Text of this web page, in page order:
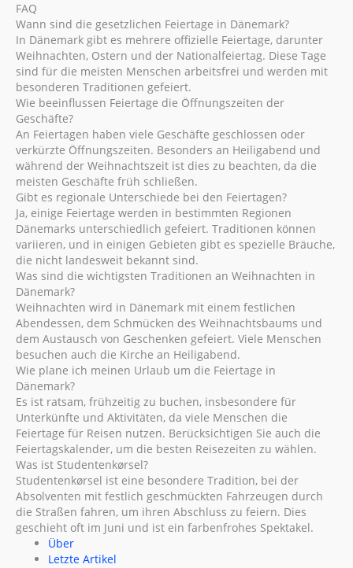
FAQ
Wann sind die gesetzlichen Feiertage in Dänemark?
In Dänemark gibt es mehrere offizielle Feiertage, darunter
Weihnachten, Ostern und der Nationalfeiertag. Diese Tage
sind für die meisten Menschen arbeitsfrei und werden mit
besonderen Traditionen gefeiert.
Wie beeinflussen Feiertage die Öffnungszeiten der
Geschäfte?
An Feiertagen haben viele Geschäfte geschlossen oder
verkürzte Öffnungszeiten. Besonders an Heiligabend und
während der Weihnachtszeit ist dies zu beachten, da die
meisten Geschäfte früh schließen.
Gibt es regionale Unterschiede bei den Feiertagen?
Ja, einige Feiertage werden in bestimmten Regionen
Dänemarks unterschiedlich gefeiert. Traditionen können
variieren, und in einigen Gebieten gibt es spezielle Bräuche,
die nicht landesweit bekannt sind.
Was sind die wichtigsten Traditionen an Weihnachten in
Dänemark?
Weihnachten wird in Dänemark mit einem festlichen
Abendessen, dem Schmücken des Weihnachtsbaums und
dem Austausch von Geschenken gefeiert. Viele Menschen
besuchen auch die Kirche an Heiligabend.
Wie plane ich meinen Urlaub um die Feiertage in
Dänemark?
Es ist ratsam, frühzeitig zu buchen, insbesondere für
Unterkünfte und Aktivitäten, da viele Menschen die
Feiertage für Reisen nutzen. Berücksichtigen Sie auch die
Feiertagskalender, um die besten Reisezeiten zu wählen.
Was ist Studentenkørsel?
Studentenkørsel ist eine besondere Tradition, bei der
Absolventen mit festlich geschmückten Fahrzeugen durch
die Straßen fahren, um ihren Abschluss zu feiern. Dies
geschieht oft im Juni und ist ein farbenfrohes Spektakel.
Über
Letzte Artikel